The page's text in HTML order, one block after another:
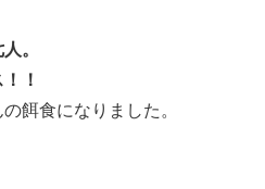
。
！
餌食になりました。